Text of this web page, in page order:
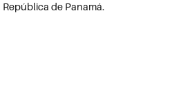
República de Panamá.